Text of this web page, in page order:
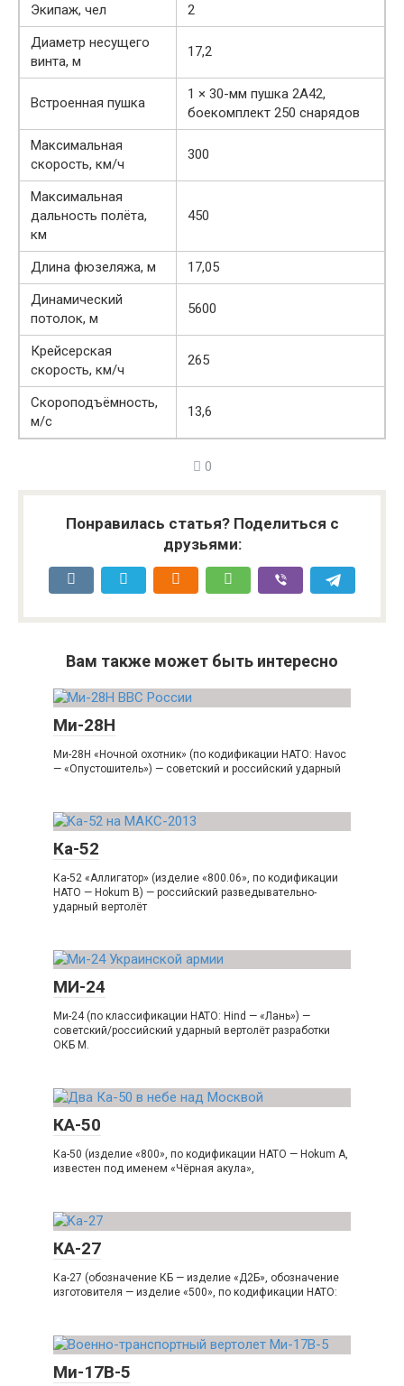
Экипаж, чел
2
Диаметр несущего
винта, м
17,2
Встроенная пушка
1 × 30-мм пушка 2А42,
боекомплект 250 снарядов
Максимальная
скорость, км/ч
300
Максимальная
дальность полёта,
км
450
Длина фюзеляжа, м
17,05
Динамический
потолок, м
5600
Крейсерская
скорость, км/ч
265
Скороподъёмность,
м/с
13,6
0
Понравилась статья? Поделиться с
друзьями:
Вам также может быть интересно
Ми-28Н
Ми-28Н «Ночной охотник» (по кодификации НАТО: Havoc
— «Опустошитель») — советский и российский ударный
Ка-52
Ка-52 «Аллигатор» (изделие «800.06», по кодификации
НАТО — Hokum B) — российский разведывательно-
ударный вертолёт
МИ-24
Ми-24 (по классификации НАТО: Hind — «Лань») —
советский/российский ударный вертолёт разработки
ОКБ М.
КА-50
Ка-50 (изделие «800», по кодификации НАТО — Hokum A,
известен под именем «Чёрная акула»,
КА-27
Ка-27 (обозначение КБ — изделие «Д2Б», обозначение
изготовителя — изделие «500», по кодификации НАТО:
Ми-17В-5